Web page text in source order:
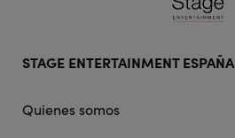
doormat
STAGE ENTERTAINMENT ESPAÑA
Quienes somos